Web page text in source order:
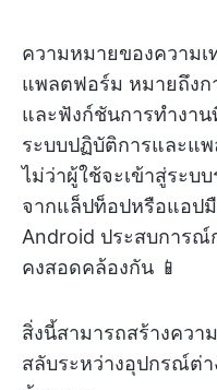
ความหมายของความเ
แพลตฟอร์ม หมายถึงก
และฟังก์ชันการทำงา
ระบบปฏิบัติการและแ
ไม่ว่าผู้ใช้จะเข้าสู่ระบ
จากแล็ปท็อปหรือแอป
Android ประสบการณ์
คงสอดคล้องกัน 📱
สิ่งนี้สามารถสร้างควา
สลับระหว่างอุปกรณ์ต่